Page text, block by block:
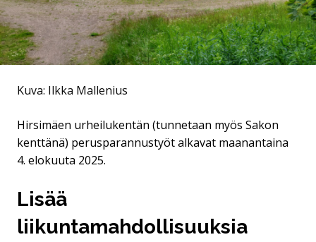
Kuva: Ilkka Mallenius
Hirsimäen urheilukentän (tunnetaan myös Sakon
kenttänä) perusparannustyöt alkavat maanantaina
4. elokuuta 2025.
Lisää
liikuntamahdollisuuksia